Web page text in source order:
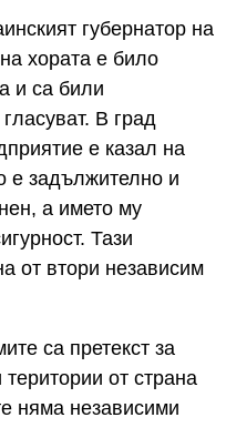
губернатор на
хората е било
и са били
В град
е казал на
е задължително и
а името му
Тази
от втори независим
са претекст за
от страна
няма независими